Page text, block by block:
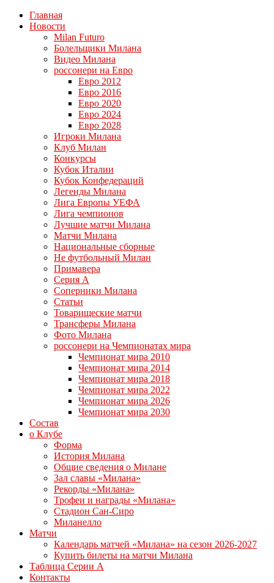
Главная
Новости
Milan Futuro
Болельщики Милана
Видео Милана
россонери на Евро
Евро 2012
Евро 2016
Евро 2020
Евро 2024
Евро 2028
Игроки Милана
Клуб Милан
Конкурсы
Кубок Италии
Кубок Конфедераций
Легенды Милана
Лига Европы УЕФА
Лига чемпионов
Лучшие матчи Милана
Матчи Милана
Национальные сборные
Не футбольный Милан
Примавера
Серия А
Соперники Милана
Статьи
Товарищеские матчи
Трансферы Милана
Фото Милана
россонери на Чемпионатах мира
Чемпионат мира 2010
Чемпионат мира 2014
Чемпионат мира 2018
Чемпионат мира 2022
Чемпионат мира 2026
Чемпионат мира 2030
Состав
о Клубе
Форма
История Милана
Общие сведения о Милане
Зал славы «Милана»
Рекорды «Милана»
Трофеи и награды «Милана»
Стадион Сан-Сиро
Миланелло
Матчи
Календарь матчей «Милана» на сезон 2026-2027
Купить билеты на матчи Милана
Таблица Серии А
Контакты